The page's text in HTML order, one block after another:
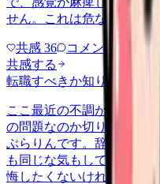
せん。これは危ない環境な
共感 36 コメント
共感する
転職すべきか知りたい
ここ最近の不調が、職場
の問題なのか切り分けら
ぶらりんです。辞めれば
も同じな気もして、決め
悔したくないけれど、こ